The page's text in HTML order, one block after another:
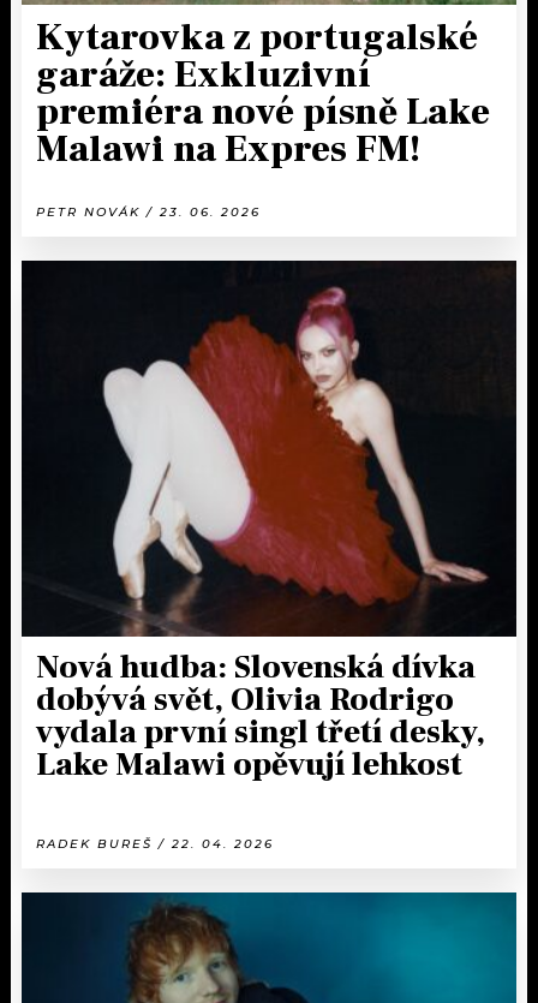
Kytarovka z portugalské
garáže: Exkluzivní
premiéra nové písně Lake
Malawi na Expres FM!
PETR NOVÁK / 23. 06. 2026
Nová hudba: Slovenská dívka
dobývá svět, Olivia Rodrigo
vydala první singl třetí desky,
Lake Malawi opěvují lehkost
RADEK BUREŠ / 22. 04. 2026